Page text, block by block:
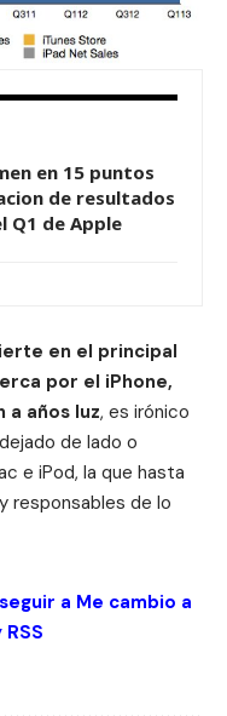
en 15 puntos
de resultados
Q1 de Apple
en el principal
por el iPhone,
a años luz, es irónico
de lado o
e iPod, la que hasta
responsables de lo
a Me cambio a
RSS